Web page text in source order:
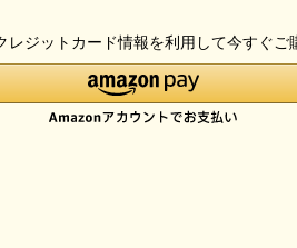
レジットカード情報を利用して今すぐご